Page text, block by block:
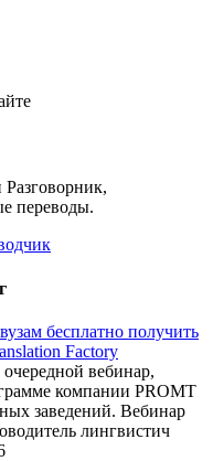
переводы.
бесплатно получить
Factory
вебинар,
компании PROMT
заведений. Вебинар
лингвистич